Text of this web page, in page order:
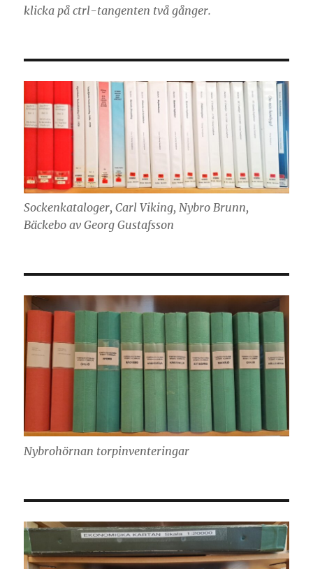
klicka på ctrl-tangenten två gånger.
Sockenkataloger, Carl Viking, Nybro Brunn,
Bäckebo av Georg Gustafsson
Nybrohörnan torpinventeringar